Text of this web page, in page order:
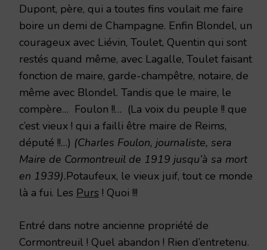
Dupont, père, qui a toutes fins voulait me faire
boire un demi de Champagne. Enfin Blondel, un
courageux avec Liévin, Toulet, Quentin qui sont
restés quand même, avec Lagalle, Toulet faisant
fonction de maire, garde-champêtre, notaire, de
même avec Blondel. Tandis que le maire, le
compère… Foulon !!… (La voix du peuple !! que
c’est vieux ! qui a failli être maire de Reims,
député !!…) (Charles Foulon, journaliste, sera
Maire de Cormontreuil de 1919 jusqu’à sa mort
en 1939).Potaufeux, le vieux juif, tout ce monde
là a fui. Les Purs ! Quoi !!!
Entré dans notre ancienne propriété de
Cormontreuil ! Quel abandon ! Rien d’entretenu.